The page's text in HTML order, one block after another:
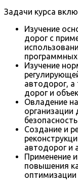
Задачи курса
Изучение
дорог с
Изучение
автодорог, а
дорог и
Овладение
Создание и
автодорог и
Применение
повышения